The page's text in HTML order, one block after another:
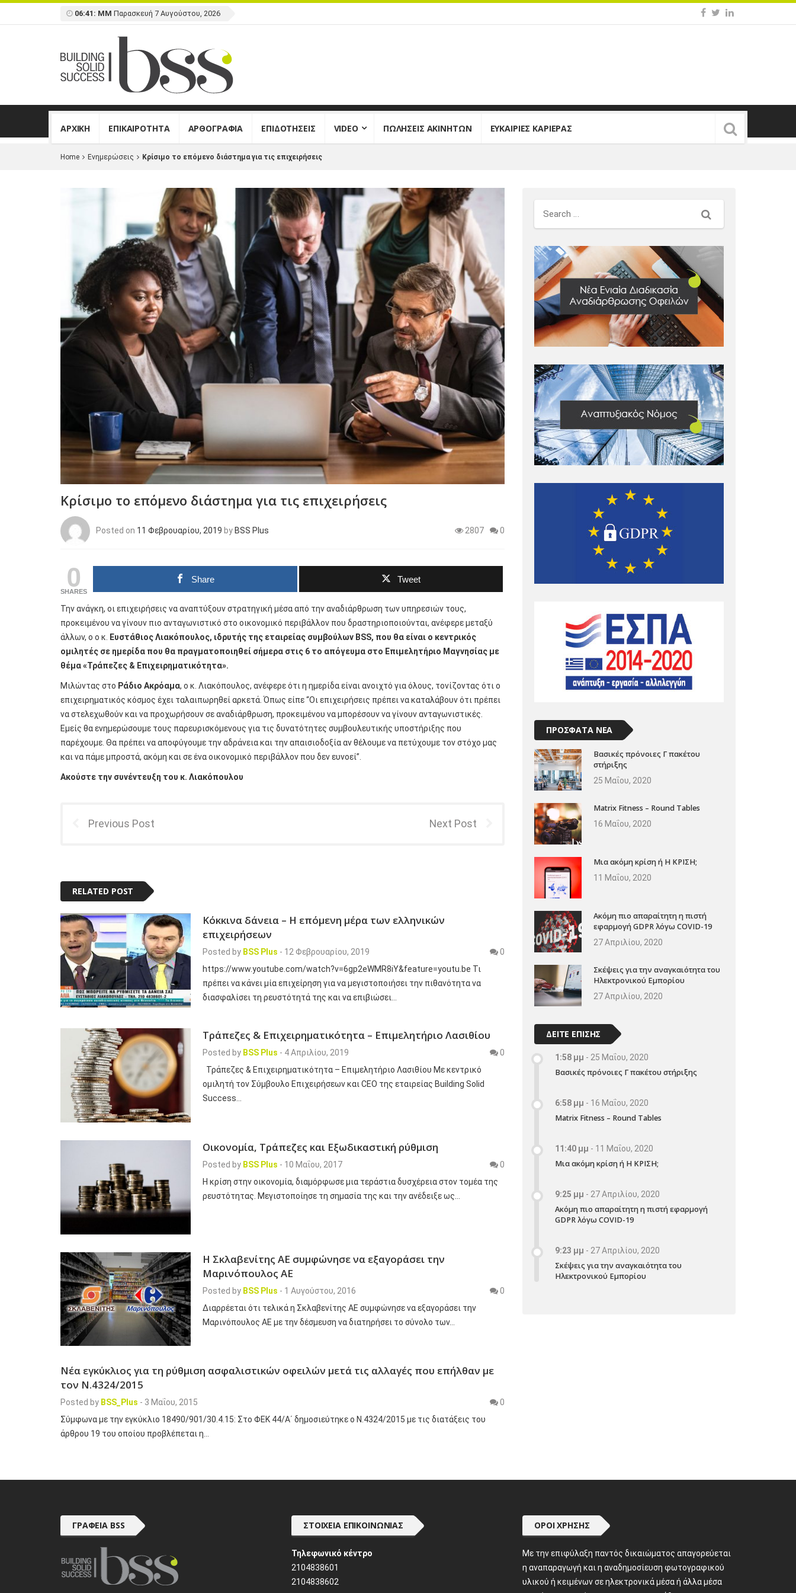
06:41: ΜΜ Παρασκευή 7 Αυγούστου, 2026
ΑΡΧΙΚΗ ΕΠΙΚΑΙΡΟΤΗΤΑ ΑΡΘΟΓΡΑΦΙΑ ΕΠΙΔΟΤΗΣΕΙΣ VIDEO ΠΩΛΗΣΕΙΣ ΑΚΙΝΗΤΩΝ ΕΥΚΑΙΡΙΕΣ ΚΑΡΙΕΡΑΣ
Home Ενημερώσεις Κρίσιμο το επόμενο διάστημα για τις επιχειρήσεις
Κρίσιμο το επόμενο διάστημα για τις επιχειρήσεις
Posted on 11 Φεβρουαρίου, 2019 byBSS Plus 2807 0
0
SHARES
Share Tweet
Την ανάγκη, οι επιχειρήσεις να αναπτύξουν στρατηγική μέσα από την αναδιάρθρωση των υπηρεσιών τους,
προκειμένου να γίνουν πιο ανταγωνιστικό στο οικονομικό περιβάλλον που δραστηριοποιούνται, ανέφερε μεταξύ
άλλων, ο ο κ.
Ευστάθιος Λιακόπουλος, ιδρυτής της εταιρείας συμβούλων BSS, που θα είναι ο κεντρικός
ομιλητές σε ημερίδα που θα πραγματοποιηθεί σήμερα στις 6 το απόγευμα στο Επιμελητήριο Μαγνησίας με
θέμα «Τράπεζες & Επιχειρηματικότητα».
Μιλώντας στο Ράδιο Ακρόαμα, ο κ. Λιακόπουλος, ανέφερε ότι η ημερίδα είναι ανοιχτό για όλους, τονίζοντας ότι ο
επιχειρηματικός κόσμος έχει ταλαιπωρηθεί αρκετά. Όπως είπε “Οι επιχειρήσεις πρέπει να καταλάβουν ότι πρέπει
να στελεχωθούν και να προχωρήσουν σε αναδιάρθρωση, προκειμένου να μπορέσουν να γίνουν ανταγωνιστικές.
Εμείς θα ενημερώσουμε τους παρευρισκόμενους για τις δυνατότητες συμβουλευτικής υποστήριξης που
παρέχουμε. Θα πρέπει να αποφύγουμε την αδράνεια και την απαισιοδοξία αν θέλουμε να πετύχουμε τον στόχο μας
και να πάμε μπροστά, ακόμη και σε ένα οικονομικό περιβάλλον που δεν ευνοεί”.
Ακούστε την συνέντευξη του κ. Λιακόπουλου
Previous Post Next Post
RELATED POST
Κόκκινα δάνεια – Η επόμενη μέρα των ελληνικών
επιχειρήσεων
Posted by BSS Plus - 12 Φεβρουαρίου, 2019
0
https://www.youtube.com/watch?v=6gp2eWMR8iY&feature=youtu.be Τι
πρέπει να κάνει μία επιχείρηση για να μεγιστοποιήσει την πιθανότητα να
διασφαλίσει τη ρευστότητά της και να επιβιώσει…
Τράπεζες & Επιχειρηματικότητα – Επιμελητήριο Λασιθίου
Posted by BSS Plus - 4 Απριλίου, 2019
0
Τράπεζες & Επιχειρηματικότητα – Επιμελητήριο Λασιθίου Mε κεντρικό
ομιλητή τον Σύμβουλο Επιχειρήσεων και CEO της εταιρείας Building Solid
Success…
Οικονομία, Τράπεζες και Εξωδικαστική ρύθμιση
Posted by BSS Plus - 10 Μαΐου, 2017
0
Η κρίση στην οικονομία, διαμόρφωσε μια τεράστια δυσχέρεια στον τομέα της
ρευστότητας. Μεγιστοποίησε τη σημασία της και την ανέδειξε ως…
Η Σκλαβενίτης ΑΕ συμφώνησε να εξαγοράσει την
Μαρινόπουλος ΑΕ
Posted by BSS Plus - 1 Αυγούστου, 2016
0
Διαρρέεται ότι τελικά η Σκλαβενίτης ΑΕ συμφώνησε να εξαγοράσει την
Μαρινόπουλος ΑΕ με την δέσμευση να διατηρήσει το σύνολο των…
Νέα εγκύκλιος για τη ρύθμιση ασφαλιστικών οφειλών μετά τις αλλαγές που επήλθαν με
τον Ν.4324/2015
Posted by BSS_Plus - 3 Μαΐου, 2015
0
Σύμφωνα με την εγκύκλιο 18490/901/30.4.15: Στο ΦΕΚ 44/Α΄ δημοσιεύτηκε ο Ν.4324/2015 με τις διατάξεις του
άρθρου 19 του οποίου προβλέπεται η…
Search
ΠΡΟΣΦΑΤΑ ΝΕΑ
Βασικές πρόνοιες Γ πακέτου
στήριξης
25 Μαΐου, 2020
Matrix Fitness – Round Tables
16 Μαΐου, 2020
Μια ακόμη κρίση ή Η ΚΡΙΣΗ;
11 Μαΐου, 2020
Ακόμη πιο απαραίτητη η πιστή
εφαρμογή GDPR λόγω COVID-19
27 Απριλίου, 2020
Σκέψεις για την αναγκαιότητα του
Ηλεκτρονικού Εμπορίου
27 Απριλίου, 2020
ΔΕΙΤΕ ΕΠΙΣΗΣ
1:58 μμ - 25 Μαΐου, 2020
Βασικές πρόνοιες Γ πακέτου στήριξης
6:58 μμ - 16 Μαΐου, 2020
Matrix Fitness – Round Tables
11:40 μμ - 11 Μαΐου, 2020
Μια ακόμη κρίση ή Η ΚΡΙΣΗ;
9:25 μμ - 27 Απριλίου, 2020
Ακόμη πιο απαραίτητη η πιστή εφαρμογή
GDPR λόγω COVID-19
9:23 μμ - 27 Απριλίου, 2020
Σκέψεις για την αναγκαιότητα του
Ηλεκτρονικού Εμπορίου
ΓΡΑΦΕΊΑ BSS ΣΤΟΙΧΕΊΑ ΕΠΙΚΟΙΝΩΝΊΑΣ
Τηλεφωνικό κέντρο
2104838601
2104838602
ΌΡΟΙ ΧΡΉΣΗΣ
Mε την επιφύλαξη παντός δικαιώματος απαγορεύεται
η αναπαραγωγή και η αναδημοσίευση φωτογραφικού
υλικού ή κειμένων σε ηλεκτρονικά μέσα ή άλλα μέσα